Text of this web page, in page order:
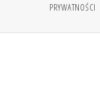
PRYWATNOŚCI